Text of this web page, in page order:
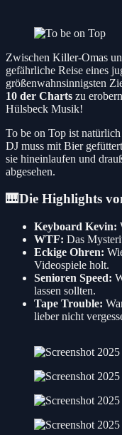
Zwischen Killer-Omas
gefährliche Reise eines
größenwahnsinnigsten
10 der Charts zu
Hülsbeck Musik!
To be on Top ist
DJ muss mit Bier
sie hineinlaufen und
abgesehen.
🎹Die Highlights
Keyboard Kevin:
WTF: Das
Eckige Ohren:
Videospiele holt.
Senioren Speed:
lassen sollten.
Tape Trouble:
lieber nicht